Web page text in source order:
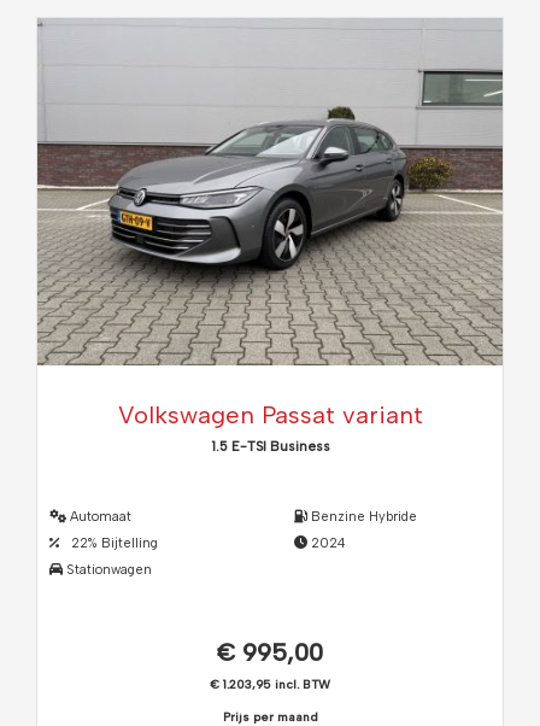
Volkswagen Passat variant
1.5 E-TSI Business
Automaat
22% Bijtelling
Stationwagen
Benzine Hybride
2024
€ 995,00
€ 1.203,95 incl. BTW
Prijs per maand